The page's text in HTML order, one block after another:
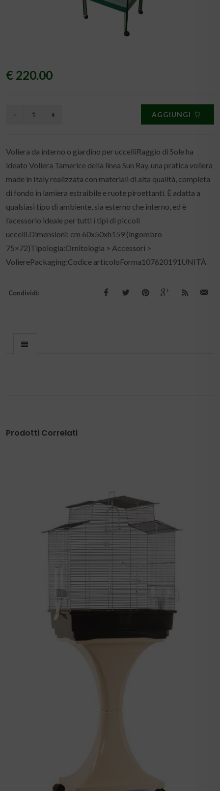
€ 220.00
AGGIUNGI
Voliera da interno o giardino per uccelliRaggio di Sole ha
ideato Voliera Tamerice della linea Sun Ray, una pratica voliera
made in Italy realizzata con materiali di alta qualità, completa
di fondo in lamiera estraibile e ruote piroettanti. È adatta a
qualsiasi tipo di ambiente, sia esterno che interno, ed è
l’acessorio ideale per tutti i tipi di piccoli
uccelli.Dimensioni: cm 60x50xh159 (ingombro
75×72)Tipologia:Ornitologia > Accessori >
VolierePackaging:Codice articoloForma107620191UNITÀ
Condividi:
Prodotti Correlati